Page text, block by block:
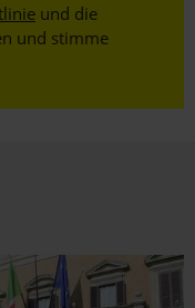
und die
und stimme